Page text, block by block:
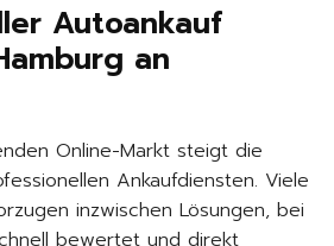
Autoankauf
an
Online-Markt steigt die
Ankaufdiensten. Viele
inzwischen Lösungen, bei